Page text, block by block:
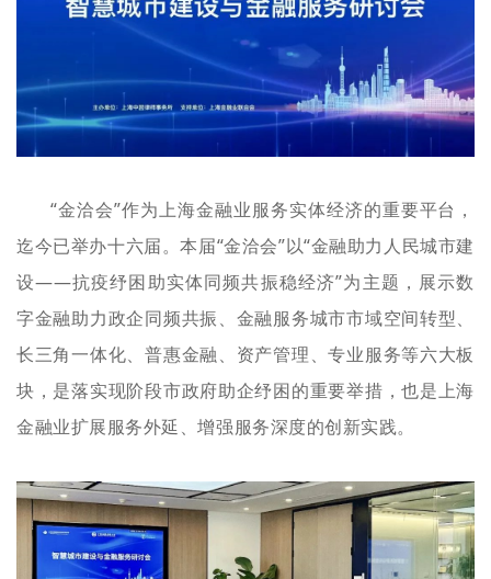
“金洽会”作为上海金融业服务实体经济的重要平台，
迄今已举办十六届。本届“金洽会”以“金融助力人民城市建
设——抗疫纾困助实体同频共振稳经济”为主题，展示数
字金融助力政企同频共振、金融服务城市市域空间转型、
长三角一体化、普惠金融、资产管理、专业服务等六大板
块，是落实现阶段市政府助企纾困的重要举措，也是上海
金融业扩展服务外延、增强服务深度的创新实践。